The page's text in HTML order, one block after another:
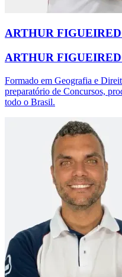
ARTHUR
ARTHUR
Formado em Geografia e
preparatório de Concursos,
todo o Brasil.